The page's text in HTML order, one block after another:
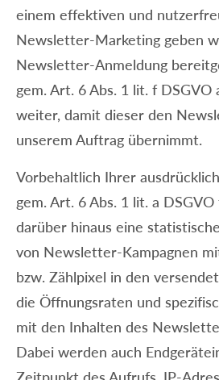
einem effektiven und
Newsletter-Marketing geben
Newsletter-Anmeldung
gem. Art. 6 Abs. 1 lit. f
weiter, damit dieser den
unserem Auftrag übernimmt.
Vorbehaltlich Ihrer
gem. Art. 6 Abs. 1 lit. a
darüber hinaus eine
von Newsletter-Kampagnen
bzw. Zählpixel in den
die Öffnungsraten und
mit den Inhalten des
Dabei werden auch